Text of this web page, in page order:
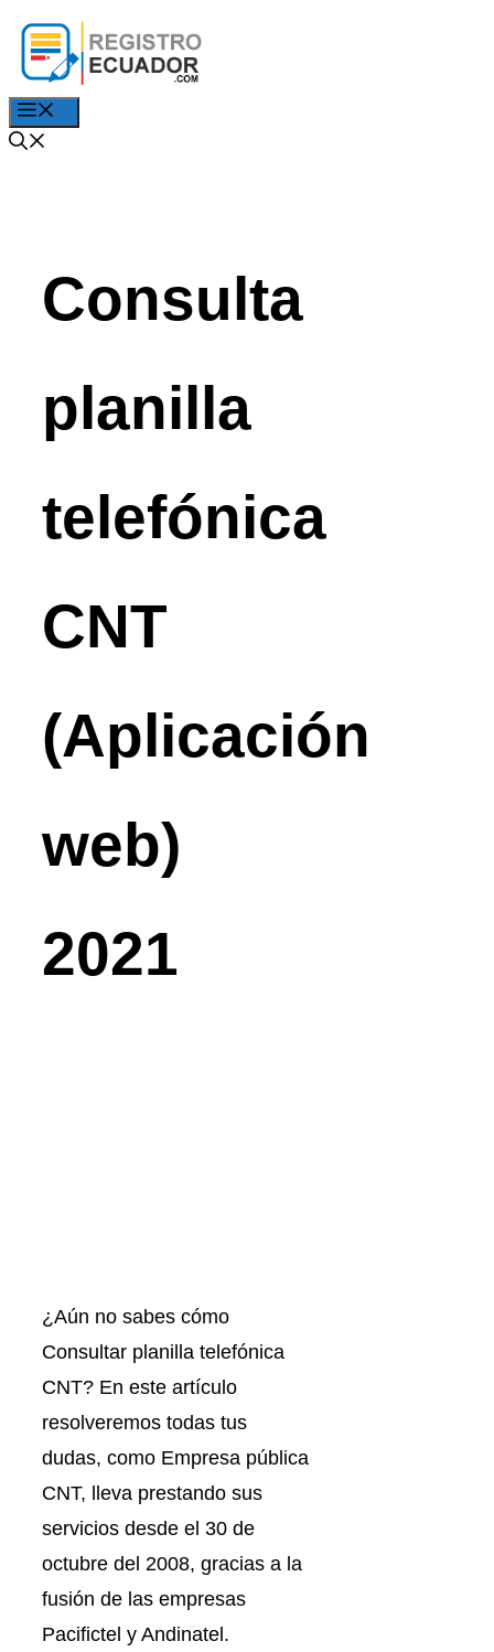
Saltar
contenido
Consulta
planilla
telefónica
CNT
(Aplicación
web)
2021
¿Aún no sabes cómo
Consultar planilla telefónica
CNT? En este artículo
resolveremos todas tus
dudas, como Empresa pública
CNT, lleva prestando sus
servicios desde el 30 de
octubre del 2008, gracias a la
fusión de las empresas
Pacifictel y Andinatel.